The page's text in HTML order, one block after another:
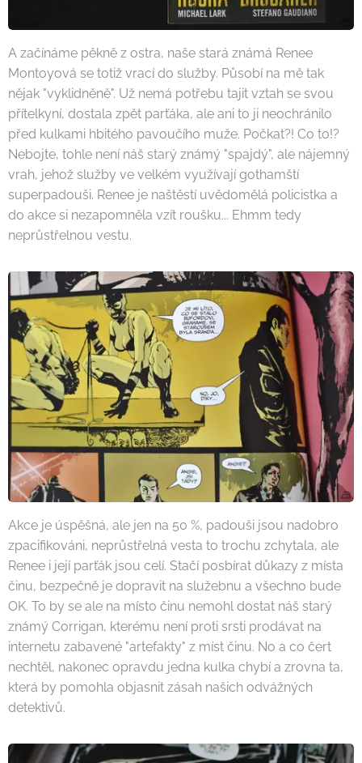
A začínáme pěkně z ostra, naše stará známá Renee
Montoyová se totiž vrací do služby. Působí na mě tak
nějak "vyklidněně". Už nemá potřebu tajit vztah se svou
přítelkyní, dostala zpět parťáka, ale ani to ji neochránilo
před kulkami hbitého pavoučího muže. Počkat?! Co to!?
Nebojte, tohle není náš starý známý "spajdý", ale nájemný
vrah, jehož služby ve velkém využívají gothamští
superpadouši. Renee je naštěstí uvědomělá policistka a
do akce si nezapomněla vzít roušku... Ehmm tedy
neprůstřelnou vestu.
Akce je úspěšná, ale jen na 50 %, padouši jsou nadobro
zpacifikováni, neprůstřelná vesta to trochu zchytala, ale
Renee i její parťák jsou celí. Stačí posbírat důkazy z místa
činu, bezpečně je dopravit na služebnu a všechno bude
OK. To by se ale na místo činu nemohl dostat náš starý
známý Corrigan, kterému není proti srsti prodávat na
internetu zabavené "artefakty" z míst činu. No a co čert
nechtěl, nakonec opravdu jedna kulka chybí a zrovna ta,
která by pomohla objasnit zásah našich odvážných
detektivů.